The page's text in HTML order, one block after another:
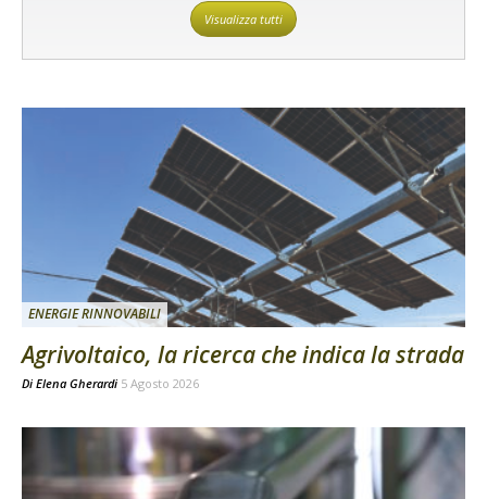
Visualizza tutti
ENERGIE RINNOVABILI
Agrivoltaico, la ricerca che indica la strada
Di Elena Gherardi 5 Agosto 2026